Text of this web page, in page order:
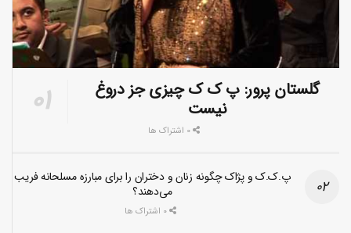
گلستان پرور: پ ک ک چیزی جز دروغ
نیست
پ.ک.ک و پژاک چگونه زنان و دختران را برای مبارزه مسلحانه فریب
می‌دهند؟